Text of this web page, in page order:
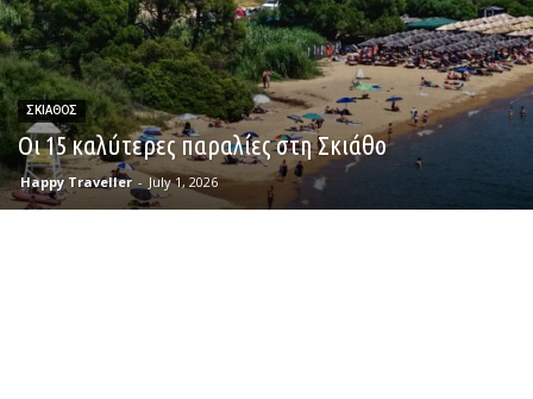
ΣΚΙΑΘΟΣ
Οι 15 καλύτερες παραλίες στη Σκιάθο
Happy Traveller - July 1, 2026